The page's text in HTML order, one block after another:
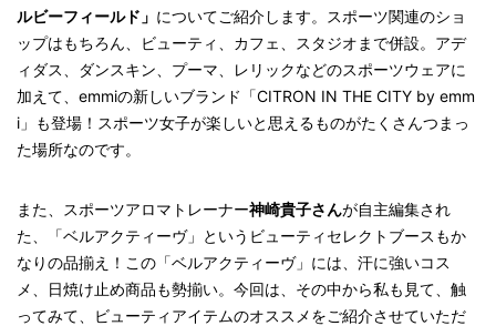
ルビーフィールド」 についてご紹介します。スポーツ関連のショ
ップはもちろん、ビューティ、カフェ、スタジオまで併設。アデ
ィダス、ダンスキン、プーマ、レリックなどのスポーツウェアに
加えて、emmiの新しいブランド「CITRON IN THE CITY by emm
i」も登場！スポーツ女子が楽しいと思えるものがたくさんつまっ
た場所なのです。
また、スポーツアロマトレーナー神崎貴子さんが自主編集され
た、「ベルアクティーヴ」というビューティセレクトブースもか
なりの品揃え！この「ベルアクティーヴ」には、汗に強いコス
メ、日焼け止め商品も勢揃い。今回は、その中から私も見て、触
ってみて、ビューティアイテムのオススメをご紹介させていただ